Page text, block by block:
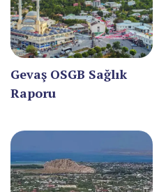
ÇORUM
DENİZLİ
DÜZCE
ELAZIĞ
ERZİNCAN
Gevaş OSGB Sağlık
Raporu